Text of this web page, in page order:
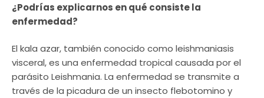
¿Podrías explicarnos en qué consiste la
enfermedad?
El kala azar, también conocido como leishmaniasis
visceral, es una enfermedad tropical causada por el
parásito Leishmania. La enfermedad se transmite a
través de la picadura de un insecto flebotomino y